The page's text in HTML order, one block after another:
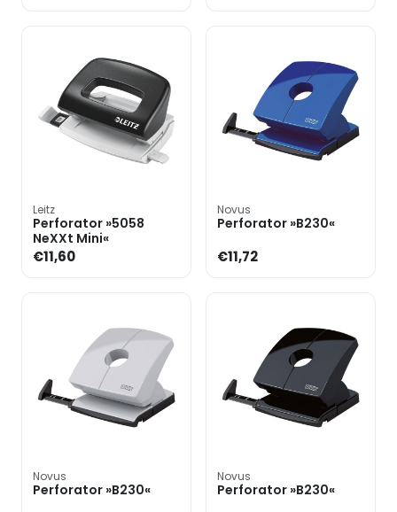
Leitz
Perforator »5058
NeXXt Mini«
€11,60
Novus
Perforator »B230«
€11,72
Novus
Perforator »B230«
Novus
Perforator »B230«